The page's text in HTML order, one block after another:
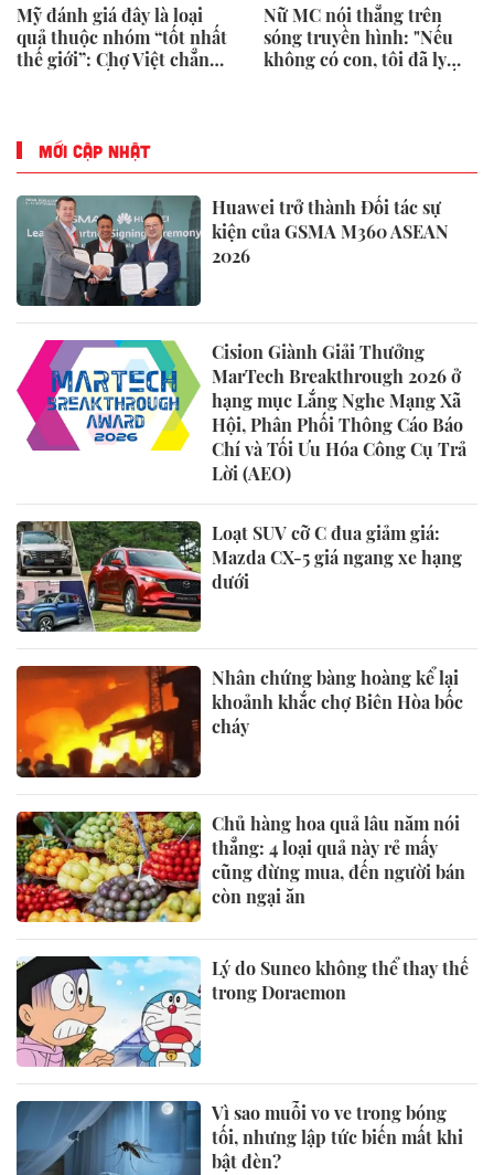
Mỹ đánh giá đây là loại
quả thuộc nhóm “tốt nhất
thế giới”: Chợ Việt chẳng
Nữ MC nói thẳng trên
sóng truyền hình: "Nếu
không có con, tôi đã ly
MỚI CẬP NHẬT
Huawei trở thành Đối tác sự
kiện của GSMA M360 ASEAN
2026
Cision Giành Giải Thưởng
MarTech Breakthrough 2026 ở
hạng mục Lắng Nghe Mạng Xã
Hội, Phân Phối Thông Cáo Báo
Chí và Tối Ưu Hóa Công Cụ Trả
Lời (AEO)
Loạt SUV cỡ C đua giảm giá:
Mazda CX-5 giá ngang xe hạng
dưới
Nhân chứng bàng hoàng kể lại
khoảnh khắc chợ Biên Hòa bốc
cháy
Chủ hàng hoa quả lâu năm nói
thẳng: 4 loại quả này rẻ mấy
cũng đừng mua, đến người bán
còn ngại ăn
Lý do Suneo không thể thay thế
trong Doraemon
Vì sao muỗi vo ve trong bóng
tối, nhưng lập tức biến mất khi
bật đèn?